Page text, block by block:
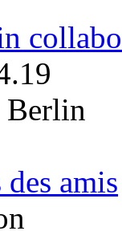
Berlin
amis